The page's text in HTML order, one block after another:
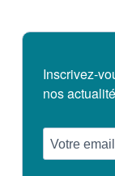
Inscrivez-
nos